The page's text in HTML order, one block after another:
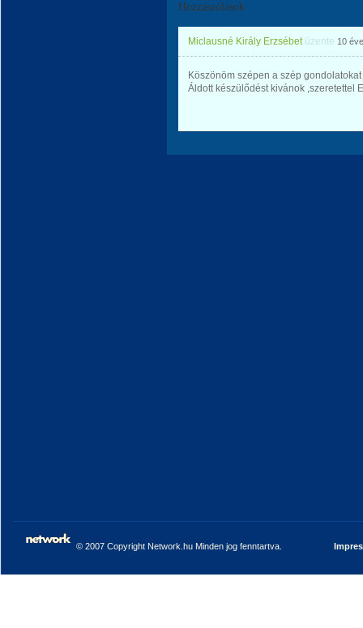
Hozzászólások
Miclausné Király Erzsébetüzente 10 éve
Köszönöm szépen a szép
Áldott készülődést kivánok ,szeretettel
© 2007 Copyright Network.hu Minden jog fenntartva.